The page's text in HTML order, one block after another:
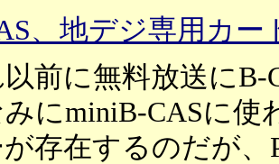
、地デジ専用カー
前に無料放送にB-
にminiB-CASに使
存在するのだが